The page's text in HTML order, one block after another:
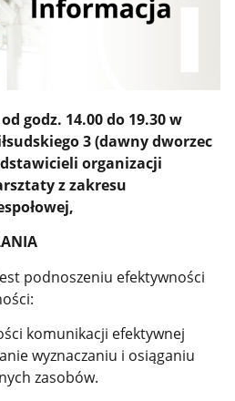
godz. 14.00 do 19.30 w
3 (dawny dworzec
organizacji
z zakresu
podnoszeniu efektywności
komunikacji efektywnej
wyznaczaniu i osiąganiu
zasobów.